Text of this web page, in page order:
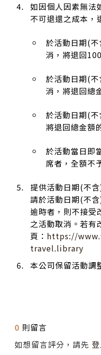
如因個人因素無法
不可退還之成本，
於活動日期(
消，將退回
於活動日期(
消，將退回總
於活動日期(不
將退回總金額
於活動當日即
席者，全額不
提供活動日期(不
請於活動日期(不
逾時者，則不接受
之活動取消。若有
頁： https://
travel.library
本公司保留活動調
0 則留言
如想留言評分，請先